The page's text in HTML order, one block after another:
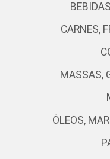
CARNES,
MASSAS,
ÓLEOS,